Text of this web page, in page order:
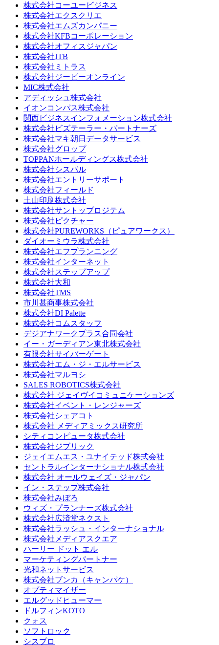
株式会社コーユービジネス
株式会社エクスクリエ
株式会社エムズカンパニー
株式会社KFBコーポレーション
株式会社オフィスジャパン
株式会社JTB
株式会社ミトラス
株式会社ジーピーオンライン
MIC株式会社
アディッシュ株式会社
イオンコンパス株式会社
関西ビジネスインフォメーション株式会社
株式会社ビズテーラー・パートナーズ
株式会社マキ朝日データサービス
株式会社グロップ
TOPPANホールディングス株式会社
株式会社シスパル
株式会社エントリーサポート
株式会社フィールド
土山印刷株式会社
株式会社サントップロジテム
株式会社ピクチャー
株式会社PUREWORKS（ピュアワークス）
ダイオーミウラ株式会社
株式会社エフプランニング
株式会社インターネット
株式会社ステップアップ
株式会社大和
株式会社TMS
市川甚商事株式会社
株式会社DI Palette
株式会社コムスタッフ
デジアナワークプラス合同会社
イー・ガーディアン東北株式会社
有限会社サイバーゲート
株式会社エム・ジ・エルサービス
株式会社マルヨシ
SALES ROBOTICS株式会社
株式会社 ジェイヴイコミュニケーションズ
株式会社イベント・レンジャーズ
株式会社シェアコト
株式会社 メディアミックス研究所
シティコンピュータ株式会社
株式会社ジブリック
ジェイエムエス・ユナイテッド株式会社
セントラルインターナショナル株式会社
株式会社 オールウェイズ・ジャパン
イン・ステップ株式会社
株式会社みぼろ
ウィズ・プランナーズ株式会社
株式会社広済堂ネクスト
株式会社ラッシュ・インターナショナル
株式会社メディアスクエア
ハーリー ドット エル
マーケティングパートナー
光和ネットサービス
株式会社ブンカ（キャンパケ）
オプティマイザー
エルグッドヒューマー
ドルフィンKOTO
クォス
ソフトロック
シスプロ